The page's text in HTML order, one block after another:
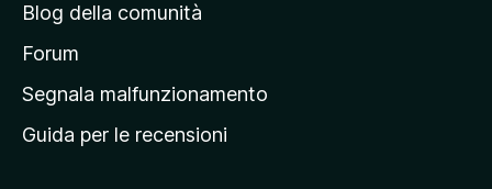
a
p
r
n
Blog della comunità
Forum
Segnala malfunzionamento
Guida per le recensioni